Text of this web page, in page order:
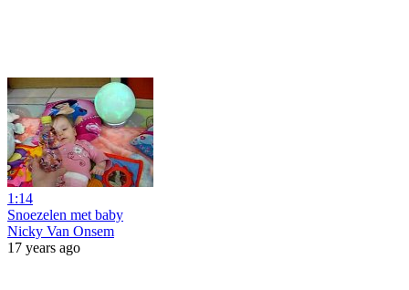
1:14
Snoezelen met baby
Nicky Van Onsem
17 years ago